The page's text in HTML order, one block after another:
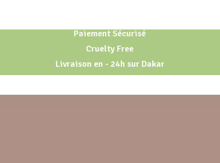
Paiement Sécurisé
Cruelty Free
Livraison en - 24h sur Dakar